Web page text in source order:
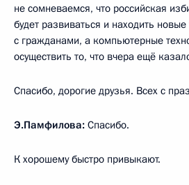
не сомневаемся, что российская
будет развиваться и находить новые
с гражданами, а компьютерные
осуществить то, что вчера ещё
Спасибо, дорогие друзья. Всех с
Э.Памфилова: Спасибо.
К хорошему быстро привыкают.